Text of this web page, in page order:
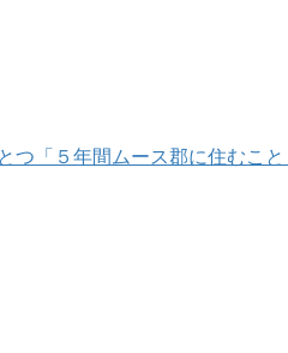
つ「５年間ムース郡に住むこ